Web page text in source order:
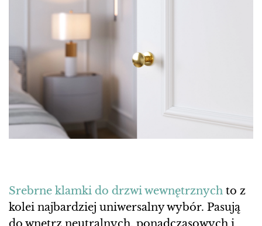
Srebrne klamki do drzwi wewnętrznych to z
kolei najbardziej uniwersalny wybór. Pasują